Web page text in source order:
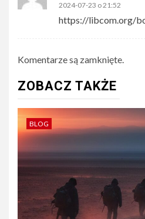
2024-07-23 o 21:52
https://libcom.org/
Komentarze są zamknięte.
ZOBACZ TAKŻE
BLOG